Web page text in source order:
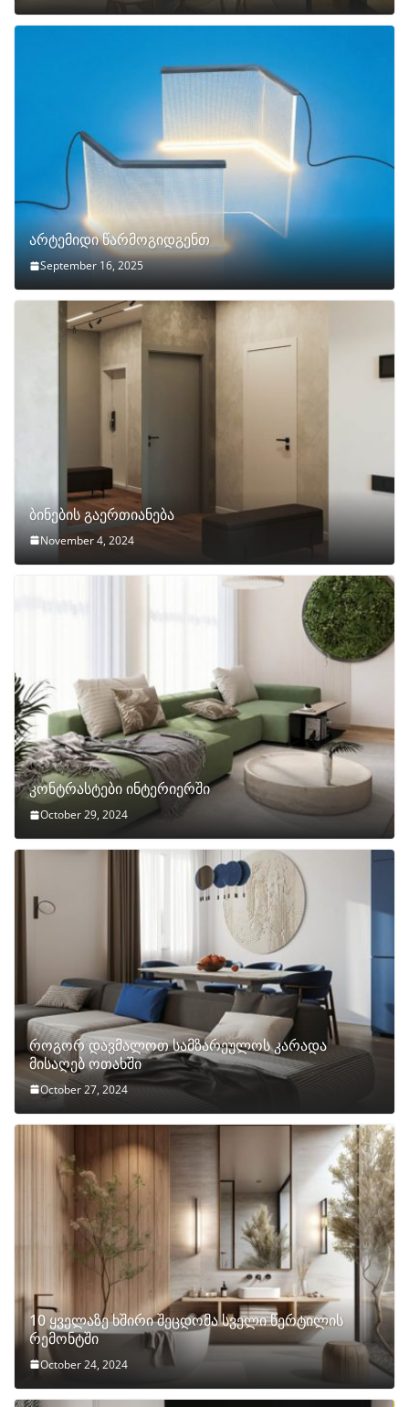
არტემიდი წარმოგიდგენთ
September 16, 2025
ბინების გაერთიანება
November 4, 2024
კონტრასტები ინტერიერში
October 29, 2024
როგორ დავმალოთ სამზარეულოს კარადა
მისაღებ ოთახში
October 27, 2024
10 ყველაზე ხშირი შეცდომა სველი წერტილის
რემონტში
October 24, 2024